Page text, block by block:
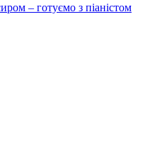
– готуємо з піаністом